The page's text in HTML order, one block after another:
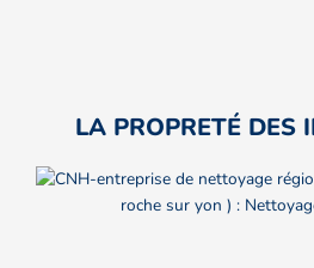
LA PROPRETÉ DES